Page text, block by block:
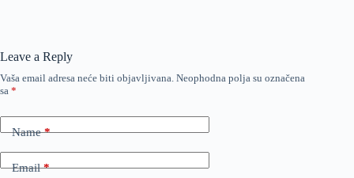
Leave a Reply
Vaša email adresa neće biti objavljivana. Neophodna polja su označena
sa *
Name*
Email*